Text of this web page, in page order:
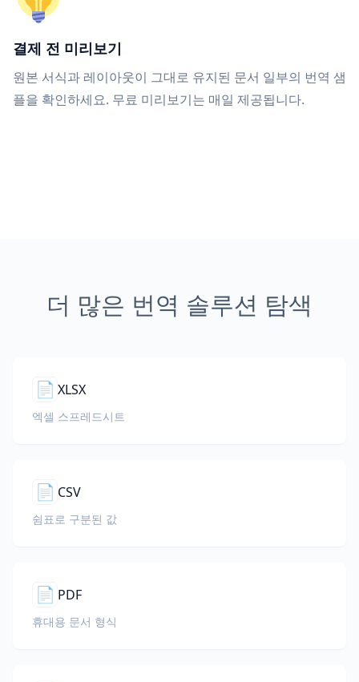
결제 전 미리보기
원본 서식과 레이아웃이 그대로 유지된 문서 일부의 번역 샘
플을 확인하세요. 무료 미리보기는 매일 제공됩니다.
더 많은 번역 솔루션 탐색
📄 XLSX
엑셀 스프레드시트
📄 CSV
쉼표로 구분된 값
📄 PDF
휴대용 문서 형식